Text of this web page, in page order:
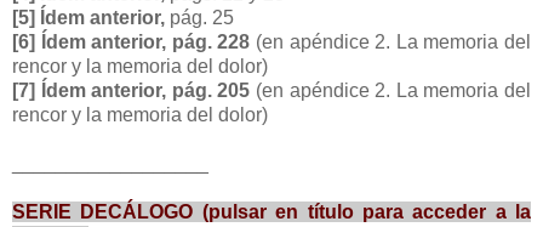
[5] Ídem anterior, pág. 25
[6] Ídem anterior, pág. 228 (en apéndice 2. La memoria del
rencor y la memoria del dolor)
[7] Ídem anterior, pág. 205 (en apéndice 2. La memoria del
rencor y la memoria del dolor)
SERIE DECÁLOGO (pulsar en título para acceder a la